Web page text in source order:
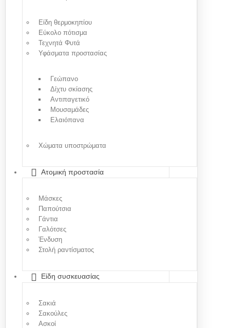
Είδη θερμοκηπίου
Εύκολο πότισμα
Τεχνητά Φυτά
Υφάσματα προστασίας
Γεώπανο
Δίχτυ σκίασης
Αντιπαγετικό
Μουσαμάδες
Ελαιόπανα
Χώματα υποστρώματα
Ατομική προστασία
Μάσκες
Παπούτσια
Γάντια
Γαλότσες
Ένδυση
Στολή ραντίσματος
Είδη συσκευασίας
Σακιά
Σακούλες
Ασκοί